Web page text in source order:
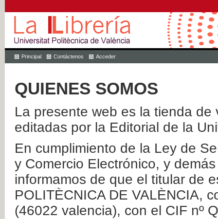
Principal Contáctenos Acceder
QUIENES SOMOS
La presente web es la tienda
editadas por la Editorial de la
En cumplimiento de la Ley de
y Comercio Electrónico, y
informamos de que el titular de
POLITÈCNICA DE VALÈNCIA,
(46022 valencia), con el CIF nº